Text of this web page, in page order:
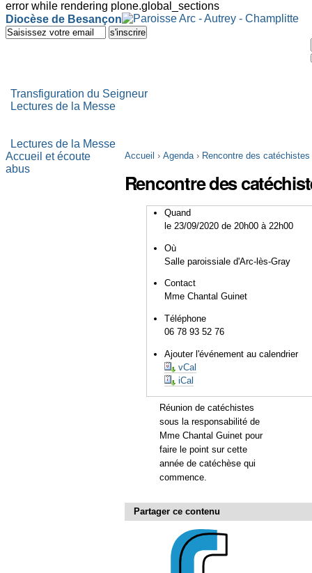
error while rendering plone.global_sections
Outils
personnels
Diocèse de Besançon
Aller
au
à
la
Transfiguration du Seigneur
Lectures de la Messe
Lectures de la Messe
Accueil › Agenda › Rencontre des catéchistes
Rencontre des
Quand
le 23/09/2020 de 20h00 à 22h00
Où
Salle paroissiale d'Arc-lès-Gray
Contact
Mme Chantal Guinet
Téléphone
06 78 93 52 76
Ajouter l'événement au calendrier
vCal
iCal
Réunion de catéchistes
sous la responsabilité de
Mme Chantal Guinet pour
faire le point sur cette
année de catéchèse qui
commence.
Partager ce contenu
Accueil et écoute
abus